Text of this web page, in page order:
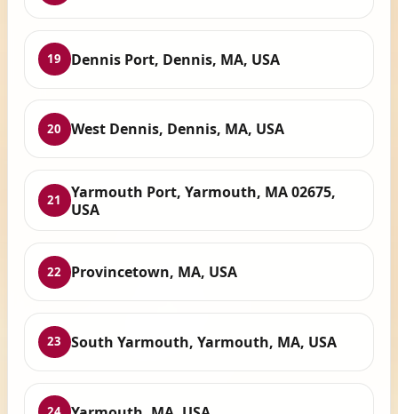
19 Dennis Port, Dennis, MA, USA
20 West Dennis, Dennis, MA, USA
21
Yarmouth Port, Yarmouth, MA 02675,
USA
22 Provincetown, MA, USA
23 South Yarmouth, Yarmouth, MA, USA